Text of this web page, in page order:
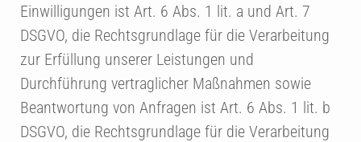
Einwilligungen ist Art. 6 Abs. 1 lit. a und Art. 7
DSGVO, die Rechtsgrundlage für die Verarbeitung
zur Erfüllung unserer Leistungen und
Durchführung vertraglicher Maßnahmen sowie
Beantwortung von Anfragen ist Art. 6 Abs. 1 lit. b
DSGVO, die Rechtsgrundlage für die Verarbeitung